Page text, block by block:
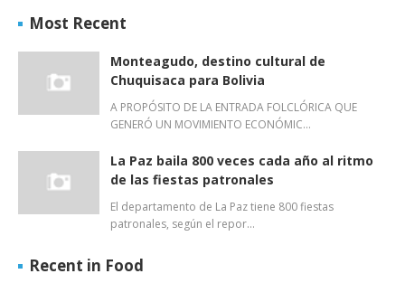
Most Recent
Monteagudo, destino cultural de
Chuquisaca para Bolivia
A PROPÓSITO DE LA ENTRADA FOLCLÓRICA QUE
GENERÓ UN MOVIMIENTO ECONÓMIC…
La Paz baila 800 veces cada año al ritmo
de las fiestas patronales
El departamento de La Paz tiene 800 fiestas
patronales, según el repor…
Recent in Food